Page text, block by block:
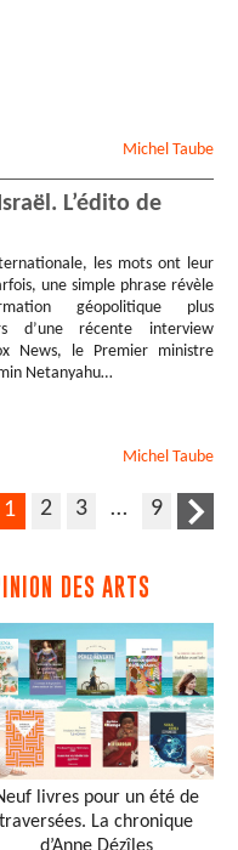
Michel Taube
L’édito de
les mots ont leur
une simple phrase révèle
géopolitique plus
d’une récente interview
News, le Premier ministre
Netanyahu…
Michel Taube
1 2 3 … 9
DES ARTS
livres pour un été de
traversées. La chronique